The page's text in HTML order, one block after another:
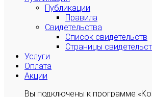
Публикации
Правила
Свидетельства
Список свидетельств
Страницы
Услуги
Оплата
Акции
Вы подключены к программе